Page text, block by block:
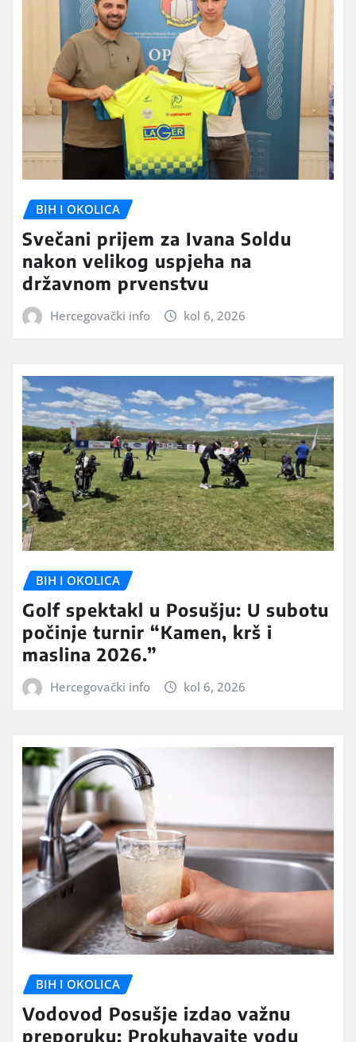
BIH I OKOLICA
Svečani prijem za Ivana Soldu
nakon velikog uspjeha na
državnom prvenstvu
Hercegovački info kol 6, 2026
BIH I OKOLICA
Golf spektakl u Posušju: U subotu
počinje turnir “Kamen, krš i
maslina 2026.”
Hercegovački info kol 6, 2026
BIH I OKOLICA
Vodovod Posušje izdao važnu
preporuku: Prokuhavajte vodu